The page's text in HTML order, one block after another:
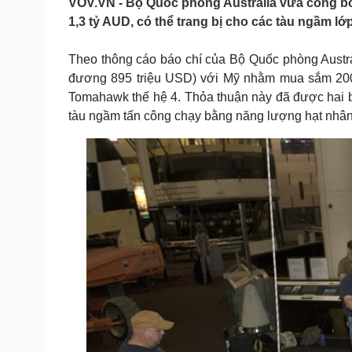
Tin nóng
Tư vấn luật
Việt Nam
Phân tích
Sức khỏe
Dinh dưỡng - món ngon
Cây thuốc
Sản phụ khoa
Nhi khoa
Nam khoa
Làm đẹp - giảm cân
Phòng mạch online
Ăn sạch sống khỏe
Đời sống
Nhà đẹp
Blog
Tình yêu - Gia đình
Cải chính
VOV.VN - Bộ Quốc phòng Australia vừa công
1,3 tỷ AUD, có thể trang bị cho các tàu ngầm
Theo thông cáo báo chí của Bộ Quốc phòng
đương 895 triệu USD) với Mỹ nhằm mua sắm
Tomahawk thế hệ 4. Thỏa thuận này đã được hai
tàu ngầm tấn công chạy bằng năng lượng hạt